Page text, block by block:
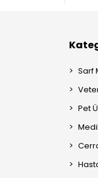
Sarf
Pet